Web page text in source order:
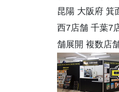
昆陽 大阪府 箕
西7店舗 千葉7
舗展開 複数店